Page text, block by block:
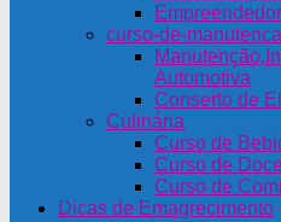
curso-de-
Automotiva
Conserto de
Culinária
Curso de
Curso de
Curso de
Dicas de Emagrecimento